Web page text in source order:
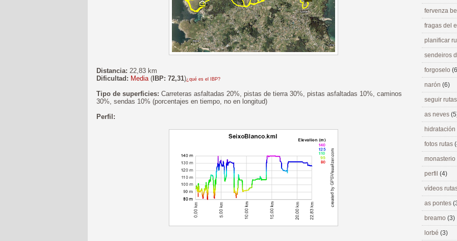
Distancia: 22,83 km
Dificultad: Media( IBP: 72,31)¿qué es el IBP?
Tipo de superficies: Carreteras asfaltadas 20%, pistas de tierra 30%, pistas asfaltadas 10%, caminos
30%, sendas 10% (porcentajes en tiempo, no en longitud)
Perfil:
fervenza
fragas del
planificar
sendeiros
forgoselo
narón (6)
seguir
as neves
hidratación
fotos rutas
perfil (4)
vídeos
as pontes
breamo (3)
lorbé (3)